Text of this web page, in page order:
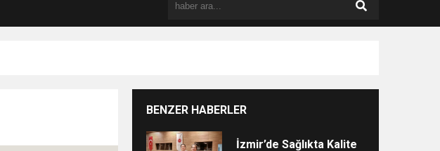
BENZER HABERLER
İzmir’de Sağlıkta Kalite